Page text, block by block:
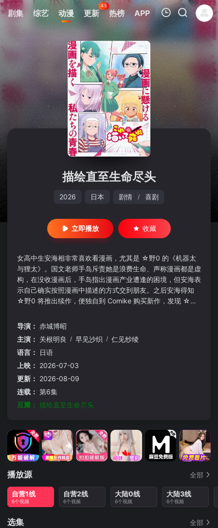
剧集 综艺 动漫 更新
45
热榜 APP
暂无观看影片的记录
描绘直至生命尽头
2026 日本 剧情 / 喜剧
立即播放 收藏
女高中生安海相非常喜欢看漫画，尤其是 ☆野0 的《机器太
与狸太》。国文老师手岛斥责她是浪费生命、声称漫画都是虚
构，在没收漫画后，手岛指出漫画产业遭逢的困境，但安海表
示自己确实按照漫画中描述的方式交到朋友。之后安海得知
☆野0 将推出续作，便独自到 Comike 购买新作，发现 ☆野
导演： 赤城博昭
主演： 关根明良 / 早见沙织 / 仁见纱绫
语言：
日语
上映： 2026-07-03
更新： 2026-08-09
连载： 第6集
豆瓣： 描绘直至生命尽头
播放源 全部
自营1线
6个视频
自营2线
6个视频
大陆0线
6个视频
大陆3线
6个视频
选集 全部